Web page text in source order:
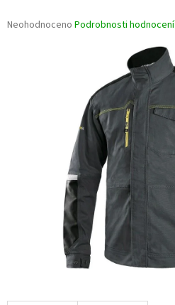
Průměrné
Neohodnoceno Podrobnosti hodnocení